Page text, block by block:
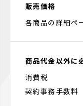
販売価格
各商品の詳細ペ
商品代金以外に
消費税
契約事務手数料